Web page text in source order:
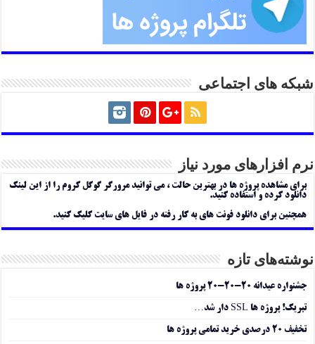
شبکه های اجتماعی
نرم افزارهای مورد نیاز
برای مشاهده پروژه ها در بهترین حالت ، می توانید مرورگر گوگل کروم را از این لینک
دانلود کرده و استفاده کنید.
همچنین برای دانلود فونت های به کار رفته در فایل های سایت کلیک کنید.
نوشته‌های تازه
جشنواره عیدانه ۲۰-۲۰-۲۰ پروژه ها
تبریک! پروژه ها SSL دار شد…
تخفیف ۲۰ درصدی خرید تمامی پروژه ها